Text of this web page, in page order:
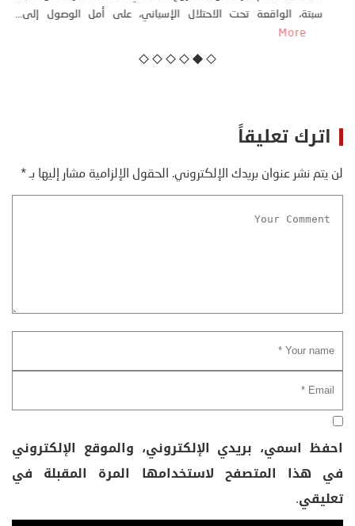
كتب: منذر بالضيافي بدأت قصتي مع التغييرات المناخية ” المتطرفة”،
منذ نهاية ثمانينات القرن الماضي، حين أطردنا ...
اترك تعليقاً
لن يتم نشر عنوان بريدك الإلكتروني. الحقول الإلزامية مشار إليها بـ*
احفظ اسمي، بريدي الإلكتروني، والموقع الإلكتروني
في هذا المتصفح لاستخدامها المرة المقبلة في
تعليقي.